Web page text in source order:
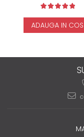
ADAUGA IN COS